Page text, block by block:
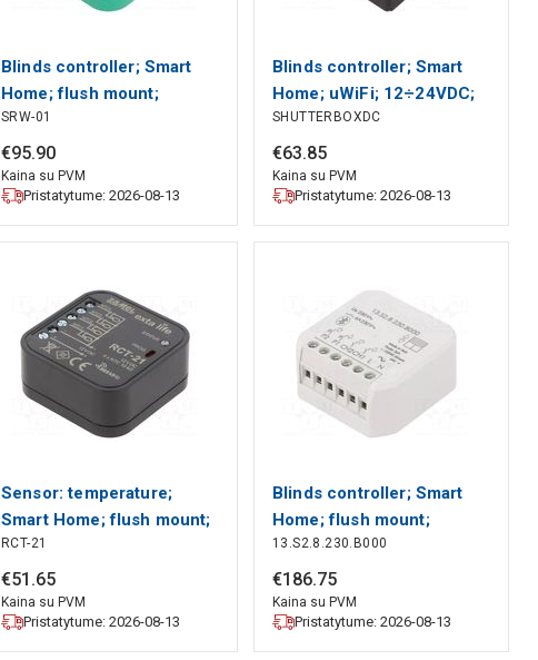
Blinds controller; Smart
Home; flush mount;
230VAC; IP20; SUPLA
ZAMEL
SRW-01
€95.90
Kaina su PVM
Pristatytume: 2026-08-13
Blinds controller; Smart
Home; uWiFi; 12÷24VDC;
2.4GHz; wireless BLEBOX
SHUTTERBOXDC
€63.85
Kaina su PVM
Pristatytume: 2026-08-13
Sensor: temperature;
Smart Home; flush mount;
12VDC; IP20; 300m
ZAMEL
RCT-21
€51 .65
Kaina su PVM
Pristatytume: 2026-08-13
Blinds controller; Smart
Home; flush mount;
230VAC; IP20; YESLY
FINDER
13.S2.8.230.B000
€186.75
Kaina su PVM
Pristatytume: 2026-08-13